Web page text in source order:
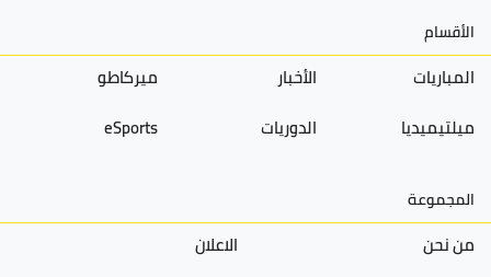
الأقسام
المباريات الأخبار
ميركاطو
ميلتيميديا
الدوريات eSports
المجموعة
من نحن
الاعلان